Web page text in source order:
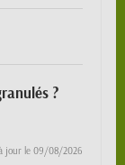
?
jour le 09/08/2026